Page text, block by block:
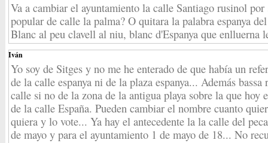
Va a cambiar el ayuntamiento la calle Santiago rusinol
popular de calle la palma? O quitara la palabra espanya
Blanc al peu clavell al niu, blanc d'Espanya que enlluerna
Iván
Yo soy de Sitges y no me he enterado de que había un
de la calle espanya ni de la plaza espanya... Además
calle si no de la zona de la antigua playa sobre la que hoy
de la calle España. Pueden cambiar el nombre cuanto
quiera y lo vote... Ya hay el antecedente la la calle del
de mayo y para el ayuntamiento 1 de mayo de 18... No